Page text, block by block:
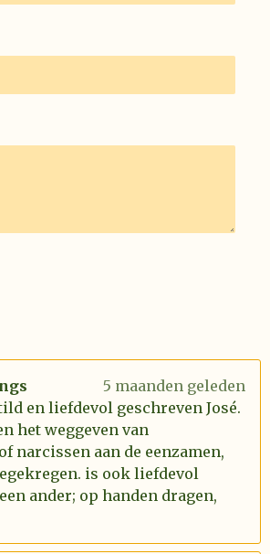
5 maanden geleden
en liefdevol geschreven José.
het weggeven van
narcissen aan de eenzamen,
is ook liefdevol
ander; op handen dragen,